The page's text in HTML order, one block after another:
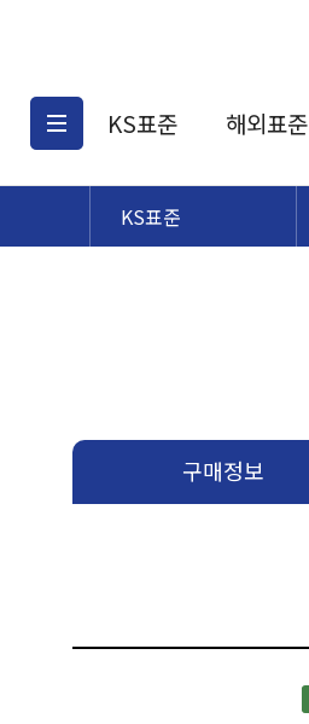
KS표준
KS표준검색
해외표준
해외표준검색
KS표준
구매정보